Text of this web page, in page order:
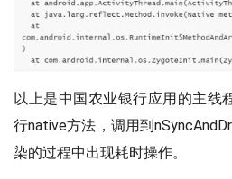
以上是中国农业银行应用的主线
行native方法，调用到
染的过程中出现耗时操作。